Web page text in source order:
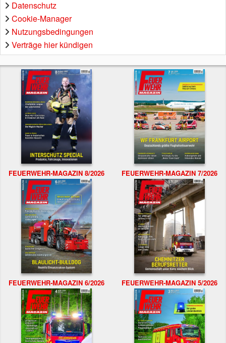
Datenschutz
Cookie-Manager
Nutzungsbedingungen
Verträge hier kündigen
FEUERWEHR-MAGAZIN 8/2026 FEUERWEHR-MAGAZIN 7/2026
FEUERWEHR-MAGAZIN 6/2026 FEUERWEHR-MAGAZIN 5/2026